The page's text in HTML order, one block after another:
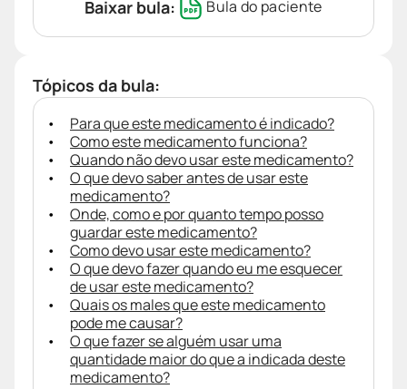
Baixar bula: Bula do paciente
Tópicos da bula:
Para que este medicamento é indicado?
Como este medicamento funciona?
Quando não devo usar este medicamento?
O que devo saber antes de usar este
medicamento?
Onde, como e por quanto tempo posso
guardar este medicamento?
Como devo usar este medicamento?
O que devo fazer quando eu me esquecer
de usar este medicamento?
Quais os males que este medicamento
pode me causar?
O que fazer se alguém usar uma
quantidade maior do que a indicada deste
medicamento?